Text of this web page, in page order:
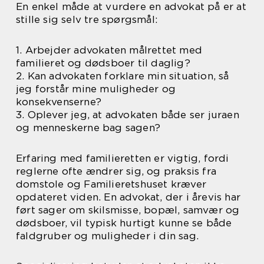
En enkel måde at vurdere en advokat på er at
stille sig selv tre spørgsmål:
1. Arbejder advokaten målrettet med
familieret og dødsboer til daglig?
2. Kan advokaten forklare min situation, så
jeg forstår mine muligheder og
konsekvenserne?
3. Oplever jeg, at advokaten både ser juraen
og menneskerne bag sagen?
Erfaring med familieretten er vigtig, fordi
reglerne ofte ændrer sig, og praksis fra
domstole og Familieretshuset kræver
opdateret viden. En advokat, der i årevis har
ført sager om skilsmisse, bopæl, samvær og
dødsboer, vil typisk hurtigt kunne se både
faldgruber og muligheder i din sag.